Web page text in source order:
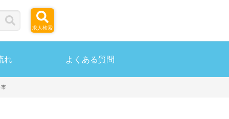
求人検索
れ よくある質問
市